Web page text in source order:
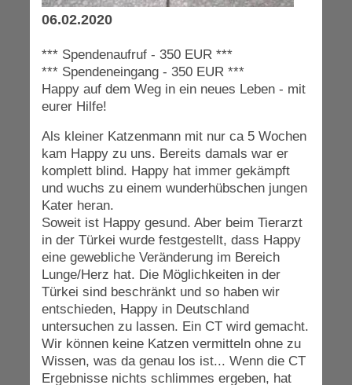
06.02.2020
*** Spendenaufruf - 350 EUR ***
*** Spendeneingang - 350 EUR ***
Happy auf dem Weg in ein neues Leben - mit
eurer Hilfe!
Als kleiner Katzenmann mit nur ca 5 Wochen
kam Happy zu uns. Bereits damals war er
komplett blind. Happy hat immer gekämpft
und wuchs zu einem wunderhübschen jungen
Kater heran.
Soweit ist Happy gesund. Aber beim Tierarzt
in der Türkei wurde festgestellt, dass Happy
eine gewebliche Veränderung im Bereich
Lunge/Herz hat. Die Möglichkeiten in der
Türkei sind beschränkt und so haben wir
entschieden, Happy in Deutschland
untersuchen zu lassen. Ein CT wird gemacht.
Wir können keine Katzen vermitteln ohne zu
Wissen, was da genau los ist... Wenn die CT
Ergebnisse nichts schlimmes ergeben, hat